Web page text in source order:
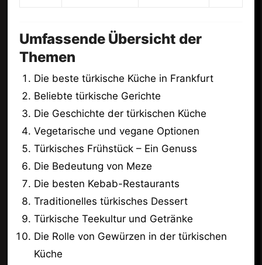
Umfassende Übersicht der
Themen
Die beste türkische Küche in Frankfurt
Beliebte türkische Gerichte
Die Geschichte der türkischen Küche
Vegetarische und vegane Optionen
Türkisches Frühstück – Ein Genuss
Die Bedeutung von Meze
Die besten Kebab-Restaurants
Traditionelles türkisches Dessert
Türkische Teekultur und Getränke
Die Rolle von Gewürzen in der türkischen
Küche